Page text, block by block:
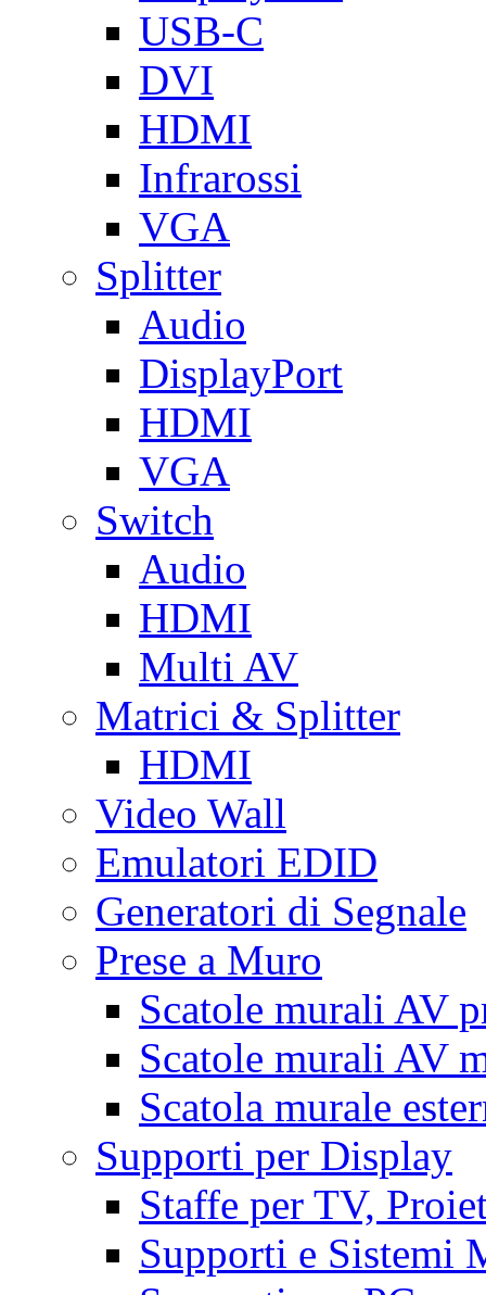
USB-C
DVI
HDMI
Infrarossi
VGA
Splitter
Audio
DisplayPort
HDMI
VGA
Switch
Audio
HDMI
Multi AV
Matrici & Splitter
HDMI
Video Wall
Emulatori EDID
Generatori di Segnale
Prese a Muro
Scatole murali AV
Scatole murali AV
Scatola murale
Supporti per Display
Staffe per TV,
Supporti e Sistemi